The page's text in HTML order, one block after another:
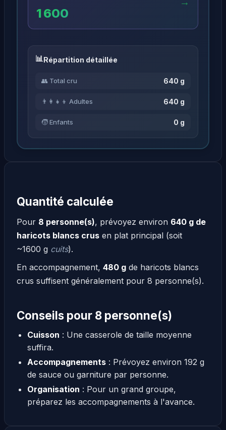
1 600
Répartition détaillée
👥 Total cru 640 g
👨‍👩‍👧‍👦 Adultes 640 g
🧒 Enfants 0 g
Quantité calculée
Pour 8 personne(s), prévoyez environ 640 g de
haricots blancs crus en plat principal (soit
~1600 g cuits).
En accompagnement, 480 g de haricots blancs
crus suffisent généralement pour 8 personne(s).
Conseils pour 8 personne(s)
Cuisson : Une casserole de taille moyenne
suffira.
Accompagnements: Prévoyez environ 192 g
de sauce ou garniture par personne.
Organisation : Pour un grand groupe,
préparez les accompagnements à l'avance.